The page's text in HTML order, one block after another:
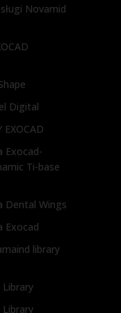
Novamid
Digital
EXOCAD
Exocad-
Ti-base
Dental Wings
Exocad
library
Library
Library